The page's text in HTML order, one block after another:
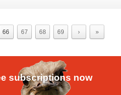
66 67 68 69 › »
subscriptions now